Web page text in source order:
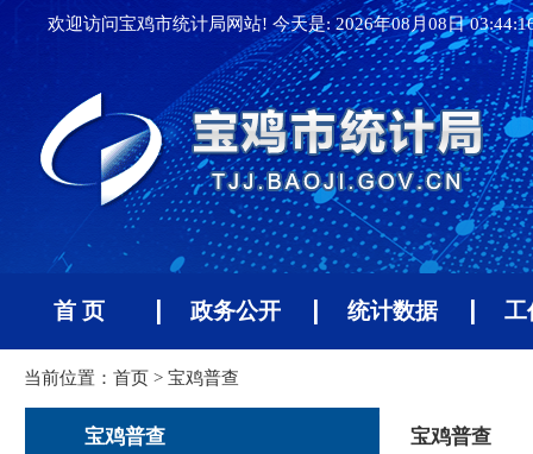
欢迎访问宝鸡市统计局网站! 今天是:2026年08月08日
首 页 政务公开 统计数据 工
当前位置： 首页 > 宝鸡普查
宝鸡普查 宝鸡普查